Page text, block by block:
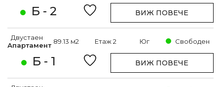
Б - 2 ВИЖ ПОВЕЧЕ
Б - 1
Двустаен
Апартамент 89.13 м2 Етаж 2 Юг Свободен
ВИЖ ПОВЕЧЕ